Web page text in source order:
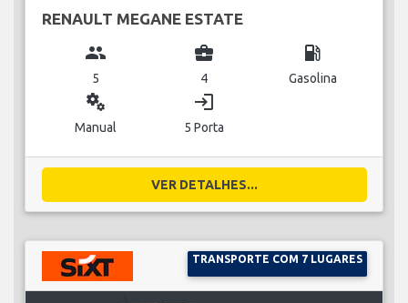
RENAULT MEGANE ESTATE
group
5
business_center
4
local_gas_station
Gasolina
miscellaneous_services
Manual
login
5 Porta
VER DETALHES...
TRANSPORTE COM 7 LUGARES